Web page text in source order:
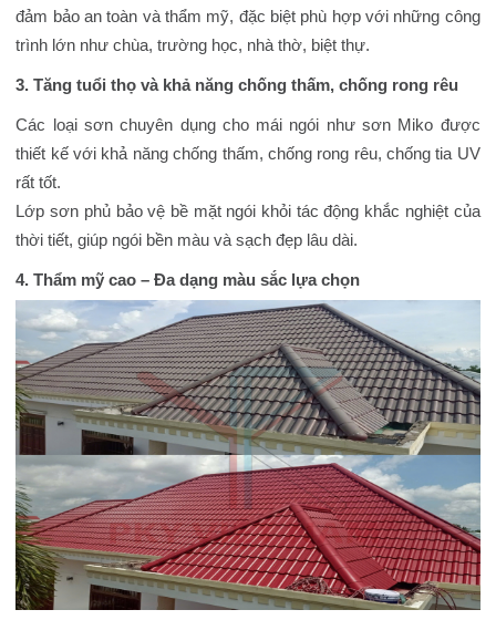
đảm bảo an toàn và thẩm mỹ, đặc biệt phù hợp với những công
trình lớn như chùa, trường học, nhà thờ, biệt thự.
3. Tăng tuổi thọ và khả năng chống thấm, chống rong rêu
Các loại sơn chuyên dụng cho mái ngói như sơn Miko được
thiết kế với khả năng chống thấm, chống rong rêu, chống tia UV
rất tốt.
Lớp sơn phủ bảo vệ bề mặt ngói khỏi tác động khắc nghiệt của
thời tiết, giúp ngói bền màu và sạch đẹp lâu dài.
4. Thẩm mỹ cao – Đa dạng màu sắc lựa chọn